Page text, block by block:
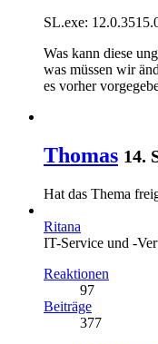
SL.exe:
Was kann diese
was müssen wir
es vorher
Thomas 14.
Hat das Thema
Ritana
IT-Service und -
Reaktionen
97
Beiträge
377